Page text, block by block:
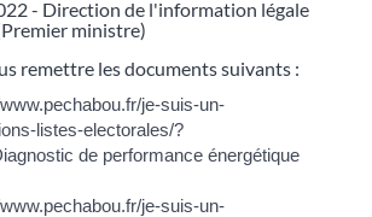
- Direction de l'information légale
ministre)
remettre les documents suivants :
je-suis-un-
listes-electorales/?
de performance énergétique
je-suis-un-